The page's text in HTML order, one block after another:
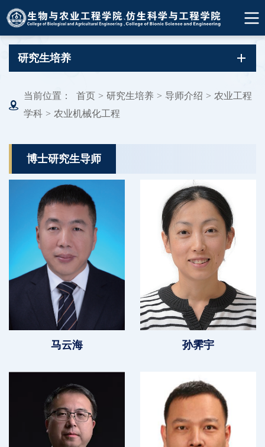
研究生培养
当前位置： 首页 > 研究生培养 > 导师介绍 > 农业工程
学科 > 农业机械化工程
博士研究生导师
马云海 孙霁宇